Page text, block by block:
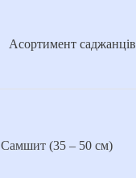
Асортимент саджанців
Самшит (35 – 50 см)